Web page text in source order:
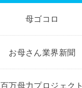
母ゴコロ
お母さん業界新聞
百万母力プロジェクト